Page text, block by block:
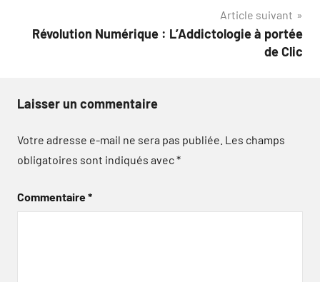
Article suivant
Révolution Numérique : L’Addictologie à portée
de Clic
Laisser un commentaire
Votre adresse e-mail ne sera pas publiée. Les champs
obligatoires sont indiqués avec*
Commentaire*